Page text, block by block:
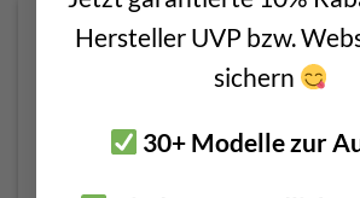
Hersteller UVP bzw.
sichern
30+ Modelle zur